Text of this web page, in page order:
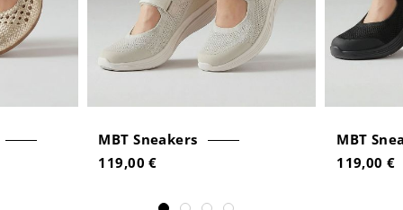
MBT Sneakers
119,00 €
MBT
119,00 €